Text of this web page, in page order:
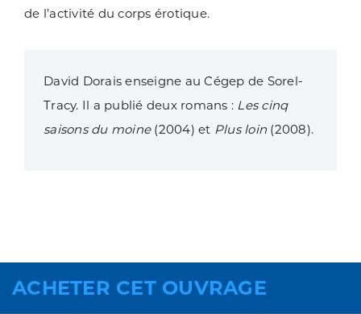
de l’activité du corps érotique.
David Dorais enseigne au Cégep de Sorel-
Tracy. Il a publié deux romans : Les cinq
saisons du moine(2004) et Plus loin (2008).
ACHETER CET OUVRAGE